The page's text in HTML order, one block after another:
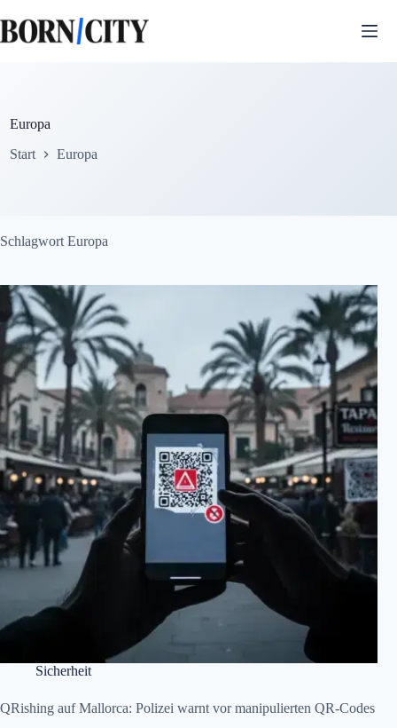
Inhalt
springen
Europa
Start Europa
Schlagwort Europa
Sicherheit
QRishing auf Mallorca: Polizei warnt vor manipulierten QR-Codes